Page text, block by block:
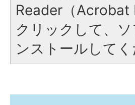
Reader（Acrobat
クリックして、
ンストールしてく